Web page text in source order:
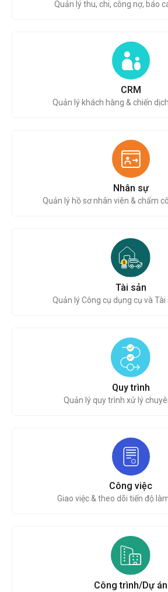
Quản lý thu, chi, công nợ, báo
CRM
Quản lý khách hàng & chiến
Nhân sự
Quản lý hồ sơ nhân viên & chấm
Tài sản
Quản lý Công cụ dụng cụ và Tài
Quy trình
Quản lý quy trình xử lý
Công việc
Giao việc & theo dõi tiến độ
Công trình/Dự án